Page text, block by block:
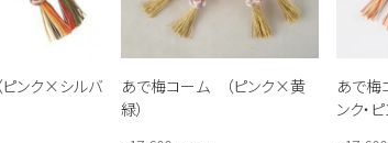
ピンク×シルバ
あで梅コーム （ピンク×黄
緑）
あで梅
ンク・ピ